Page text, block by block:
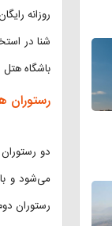
روزانه
شنا در
باشگاه
رستوران
دو
می‌شود و
رستوران